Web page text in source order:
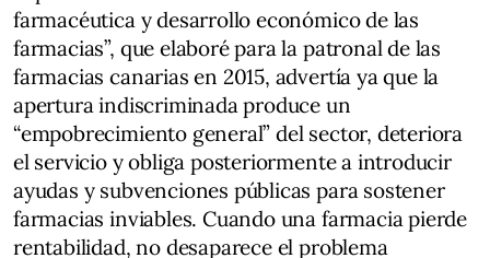
farmacéutica y desarrollo económico de las
farmacias”, que elaboré para la patronal de las
farmacias canarias en 2015, advertía ya que la
apertura indiscriminada produce un
“empobrecimiento general” del sector, deteriora
el servicio y obliga posteriormente a introducir
ayudas y subvenciones públicas para sostener
farmacias inviables. Cuando una farmacia pierde
rentabilidad, no desaparece el problema